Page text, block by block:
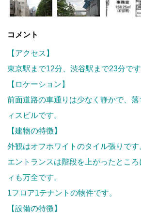
コメント
【アクセス】
東京駅まで12分、渋谷駅まで23分です
【ロケーション】
前面道路の車通りは少なく静かで、
ィスビルです。
【建物の特徴】
外観はオフホワイトのタイル張りです
エントランスは階段を上がったとこ
ィも万全です。
1フロア1テナントの物件です。
【設備の特徴】